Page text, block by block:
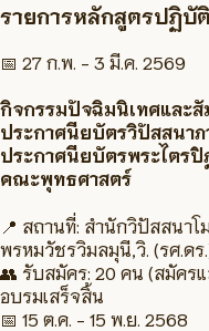
รายการหลักสูตรปฏิบั
📅 27 ก.พ. - 3 มี.ค. 2569
กิจกรรมปัจฉิมนิเทศและ
ประกาศนียบัตรวิปัสสนา
ประกาศนียบัตรพระไตร
คณะพุทธศาสตร์
📍 สถานที่: สำนักวิปัสสนา
พรหมวัชรวิมลมุนี,วิ. (รศ.ดร
👥 รับสมัคร: 20 คน (สมัคร
อบรมเสร็จสิ้น
📅 15 ต.ค. - 15 พ.ย. 2568